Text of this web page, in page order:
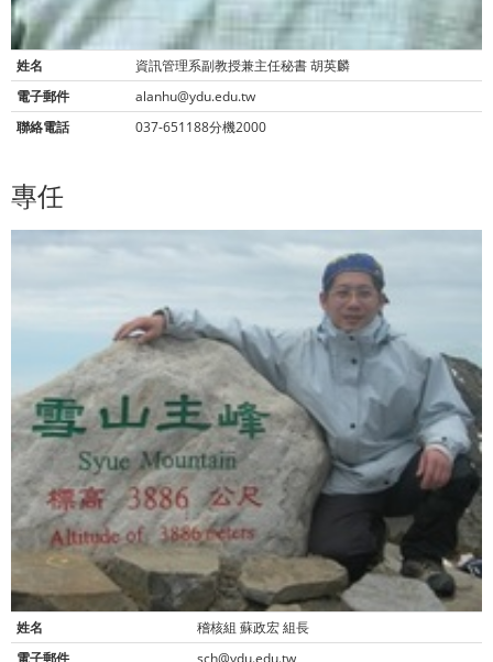
姓名
資訊管理系副教授兼主任秘書 胡英麟
電子郵件
alanhu@ydu.edu.tw
聯絡電話
037-651188分機2000
專任
姓名
稽核組 蘇政宏 組長
電子郵件
sch@ydu.edu.tw